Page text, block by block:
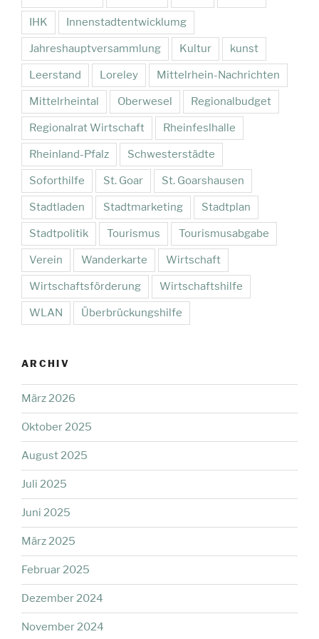
IHK Innenstadtentwicklumg
Jahreshauptversammlung Kultur kunst
Leerstand Loreley Mittelrhein-Nachrichten
Mittelrheintal Oberwesel Regionalbudget
Regionalrat Wirtschaft Rheinfeslhalle
Rheinland-Pfalz Schwesterstädte
Soforthilfe St. Goar St. Goarshausen
Stadtladen Stadtmarketing Stadtplan
Stadtpolitik Tourismus Tourismusabgabe
Verein Wanderkarte Wirtschaft
Wirtschaftsförderung Wirtschaftshilfe
WLAN Überbrückungshilfe
ARCHIV
März 2026
Oktober 2025
August 2025
Juli 2025
Juni 2025
März 2025
Februar 2025
Dezember 2024
November 2024